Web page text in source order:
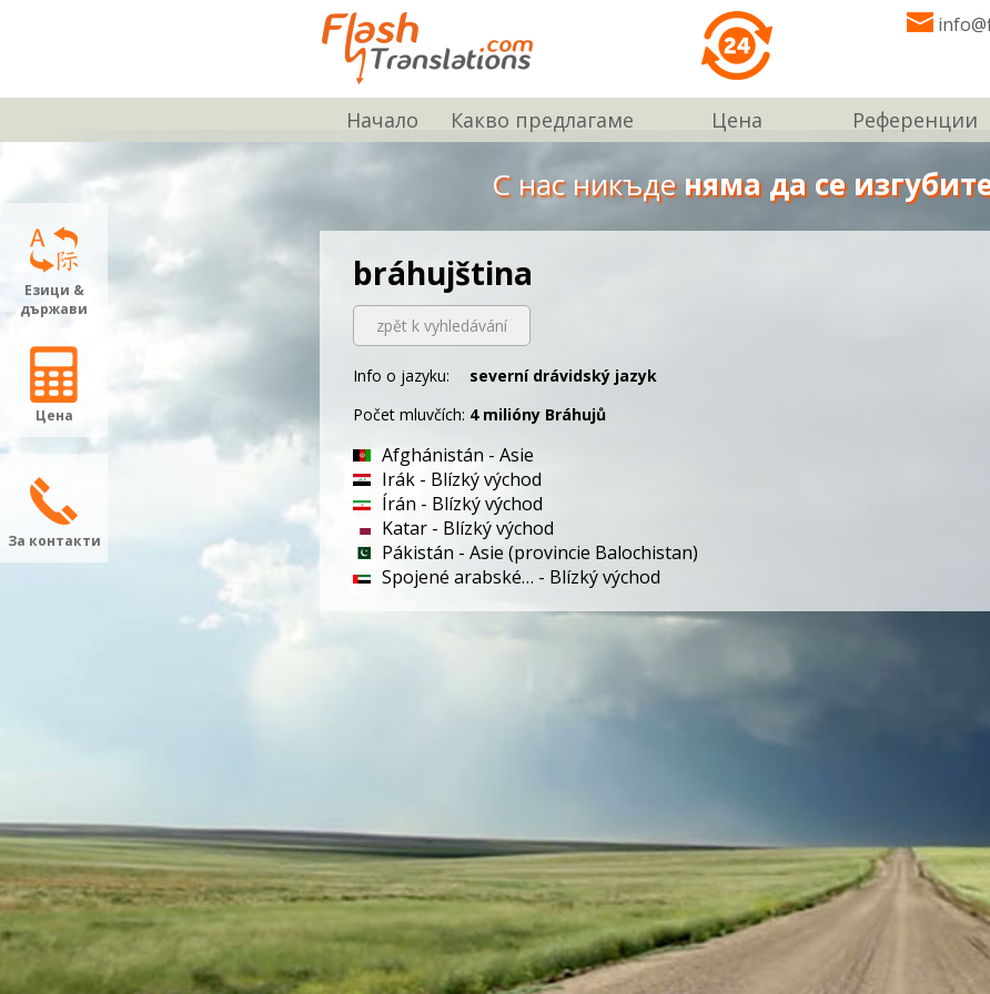
Начало Какво предлагаме Цена Референции
Езици &
държави
Цена
За контакти
С нас никъде няма да се
bráhujština
zpět k vyhledávání
Info o jazyku:
severní drávidský jazyk
Počet mluvčích: 4 milióny Bráhujů
Afghánistán - Asie
Irák - Blízký východ
Írán - Blízký východ
Katar - Blízký východ
Pákistán - Asie (provincie Balochistan)
Spojené arabské… - Blízký východ